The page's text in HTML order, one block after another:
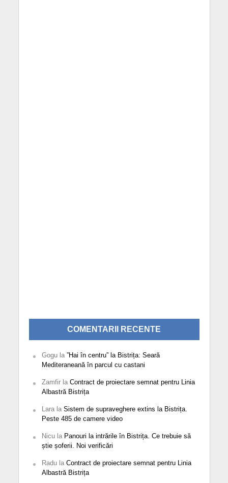
COMENTARII RECENTE
Gogula ”Hai în centru” la Bistrița: Seară
Mediteraneană în parcul cu castani
Zamfirla Contract de proiectare semnat pentru Linia
Albastră Bistrița
Larala Sistem de supraveghere extins la Bistrița.
Peste 485 de camere video
Nicula Panouri la intrările în Bistrița. Ce trebuie să
știe șoferii. Noi verificări
Radula Contract de proiectare semnat pentru Linia
Albastră Bistrița